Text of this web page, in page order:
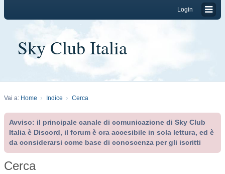
Login
Sky Club Italia
Vai a: Home Indice Cerca
Avviso: il principale canale di comunicazione di Sky Club
Italia è Discord, il forum è ora accesibile in sola lettura, ed è
da considerarsi come base di conoscenza per gli iscritti
Cerca